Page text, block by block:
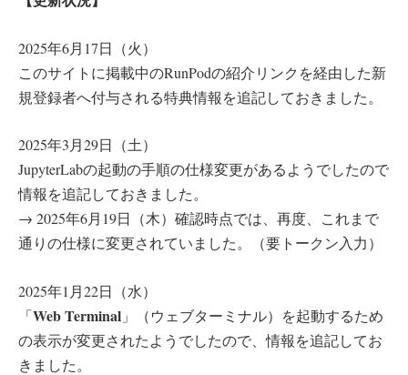
2025年6月17日（火）
このサイトに掲載中のRunPodの紹介リンクを経由した新
規登録者へ付与される特典情報を追記しておきました。
2025年3月29日（土）
JupyterLabの起動の手順の仕様変更があるようでしたので
情報を追記しておきました。
→ 2025年6月19日（木）確認時点では、再度、これまで
通りの仕様に変更されていました。（要トークン入力）
2025年1月22日（水）
「Web Terminal 」（ウェブターミナル）を起動するため
の表示が変更されたようでしたので、情報を追記してお
きました。